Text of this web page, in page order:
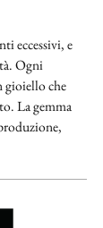
eccessivi, e
Ogni
gioiello che
La gemma